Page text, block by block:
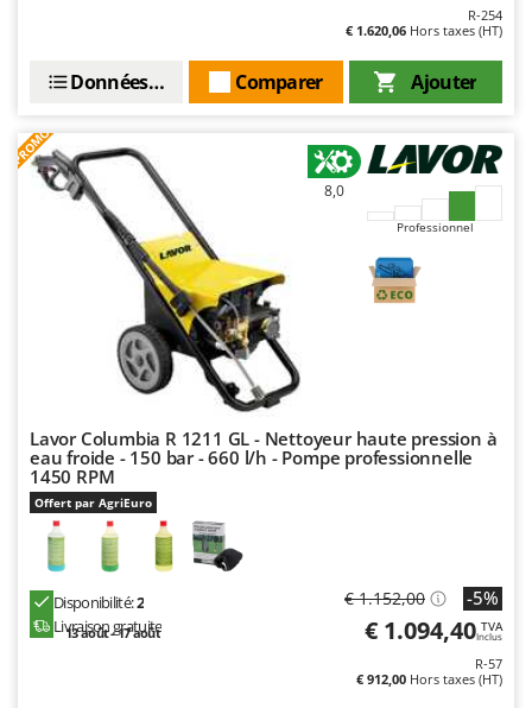
R-254
€ 1.620,06 Hors taxes (HT)
Ajouter
Comparer
Données techniques
PROMO
8,0
Professionnel
Lavor Columbia R 1211 GL - Nettoyeur haute pression à
eau froide - 150 bar - 660 l/h - Pompe professionnelle
1450 RPM
Offert par AgriEuro
Disponibilité:2
Livraison gratuite
13 août - 17 août
€ 1.152,00 -5%
€ 1.094,40 TVA
Inclus
R-57
€ 912,00 Hors taxes (HT)